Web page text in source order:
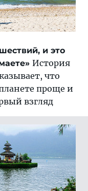
и это
История
что
проще и
взгляд